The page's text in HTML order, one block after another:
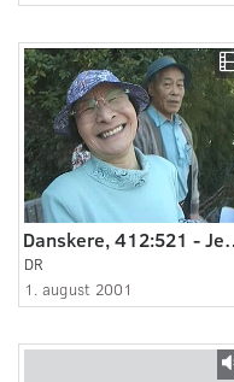
Danskere,
DR
1. august 2001